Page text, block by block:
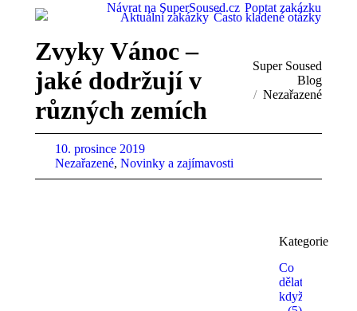
Návrat na SuperSoused.cz Poptat zakázku
Aktuální zakázky Často kladené otázky
Zvyky Vánoc –
jaké dodržují v
různých zemích
You are here:
Super Soused
Blog
Nezařazené
10. prosince 2019
Nezařazené, Novinky a zajímavosti
Kategorie
Co
dělat,
když…